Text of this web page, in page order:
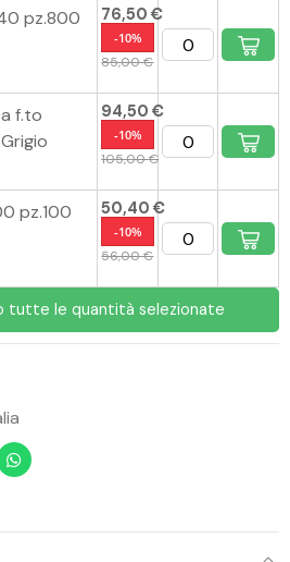
pz.800
76,50 €
-10%
85,00 €
f.to
94,50 €
-10%
105,00 €
pz.100
50,40 €
-10%
56,00 €
tutte le quantità selezionate